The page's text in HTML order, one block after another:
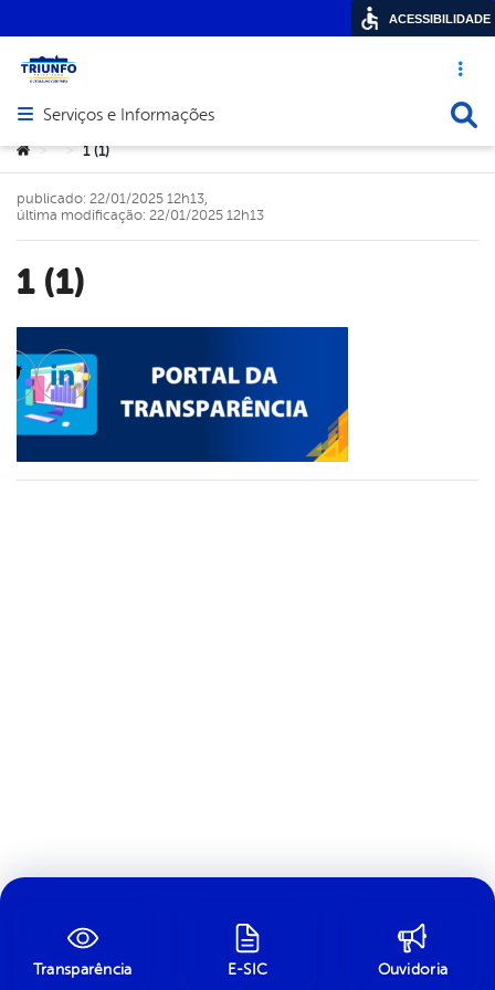
Acesso
Abrir menu principal de navegação
Serviços e Informações
Você está aqui:
> > 1 (1)
1 (1)
publicado: 22/01/2025 12h13,
última modificação: 22/01/2025 12h13
TwitterLinkedin
Transparência E-SIC Ouvidoria
ACESSIBILIDADE